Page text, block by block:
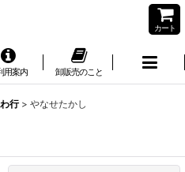
カート
用案内 卸販売のこと
行 > やなせたかし